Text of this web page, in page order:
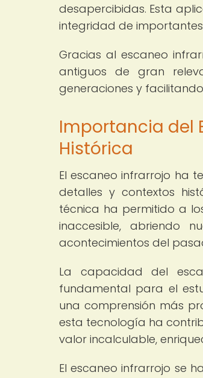
desapercibidas. Esta
integridad de
Gracias al escaneo
antiguos de gran
generaciones y
Importancia del
Histórica
El escaneo infrarrojo ha
detalles y contextos
técnica ha permitido a
inaccesible, abriendo
acontecimientos del
La capacidad del
fundamental para el
una comprensión más
esta tecnología ha
valor incalculable,
El escaneo infrarrojo se